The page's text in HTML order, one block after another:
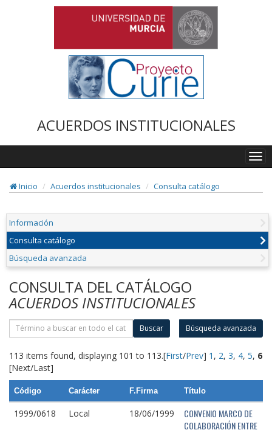
ACUERDOS INSTITUCIONALES
Inicio
Acuerdos institucionales Consulta catálogo
Información
Consulta catálogo
Búsqueda avanzada
CONSULTA DEL CATÁLOGO
ACUERDOS INSTITUCIONALES
Buscar Búsqueda avanzada
113 items found, displaying 101 to 113.[First/Prev] 1 , 2, 3, 4, 5, 6
[Next/Last]
Código Carácter F.Firma Título
1999/0618 Local 18/06/1999
CONVENIO MARCO DE
COLABORACIÓN ENTRE